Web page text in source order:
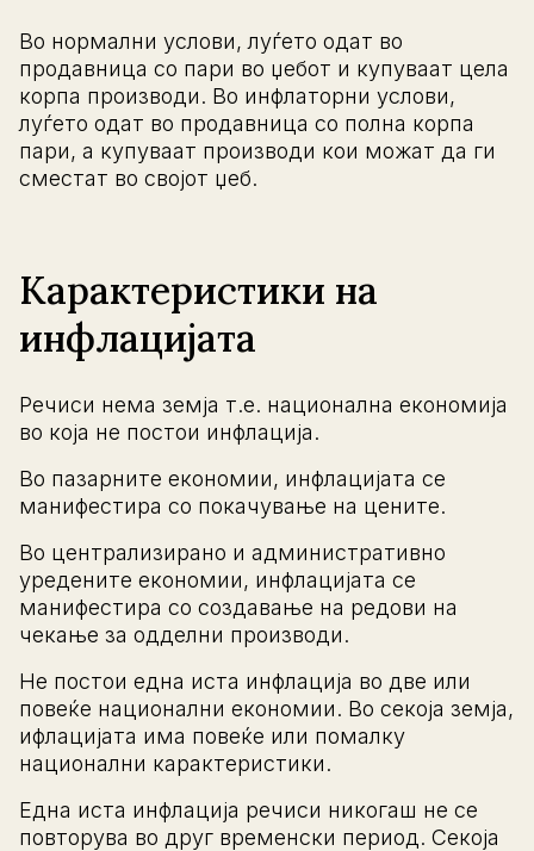
Во нормални услови, луѓето одат во
продавница со пари во џебот и купуваат цела
корпа производи. Во инфлаторни услови,
луѓето одат во продавница со полна корпа
пари, а купуваат производи кои можат да ги
сместат во својот џеб.
Карактеристики на
инфлацијата
Речиси нема земја т.е. национална економија
во која не постои инфлација.
Во пазарните економии, инфлацијата се
манифестира со покачување на цените.
Во централизирано и административно
уредените економии, инфлацијата се
манифестира со создавање на редови на
чекање за одделни производи.
Не постои една иста инфлација во две или
повеќе национални економии. Во секоја земја,
ифлацијата има повеќе или помалку
национални карактеристики.
Една иста инфлација речиси никогаш не се
повторува во друг временски период. Секоја